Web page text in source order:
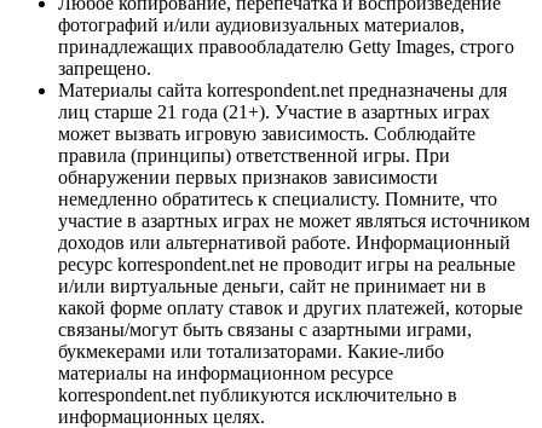
фотографий и/или аудиовизуальных материалов,
принадлежащих правообладателю Getty Images, строго
запрещено.
Материалы сайта korrespondent.net предназначены для
лиц старше 21 года (21+). Участие в азартных играх
может вызвать игровую зависимость. Соблюдайте
правила (принципы) ответственной игры. При
обнаружении первых признаков зависимости
немедленно обратитесь к специалисту. Помните, что
участие в азартных играх не может являться источником
доходов или альтернативой работе. Информационный
ресурс korrespondent.net не проводит игры на реальные
и/или виртуальные деньги, сайт не принимает ни в
какой форме оплату ставок и других платежей, которые
связаны/могут быть связаны с азартными играми,
букмекерами или тотализаторами. Какие-либо
материалы на информационном ресурсе
korrespondent.net публикуются исключительно в
информационных целях.